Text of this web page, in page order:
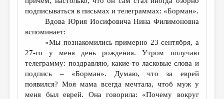
подписываться в письмах и телеграммах: «Борман».
Вдова Юрия Иосифовича Нина Филимоновна
вспоминает:
«Мы познакомились примерно 23 сентября, а
27-го у меня день рождения. Утром получаю
телеграмму: поздравляю, какие-то ласковые слова и
подпись – «Борман». Думаю, что за еврей
появился? Моя мама всегда мечтала, чтоб муж у
меня был еврей. Она говорила: «Почему вокруг